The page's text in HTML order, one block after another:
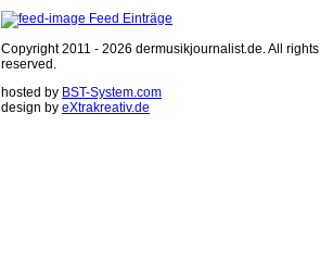
Feed Einträge
Copyright 2011 - 2026 dermusikjournalist.de. All rights
reserved.
hosted by BST-System.com
design by eXtrakreativ.de